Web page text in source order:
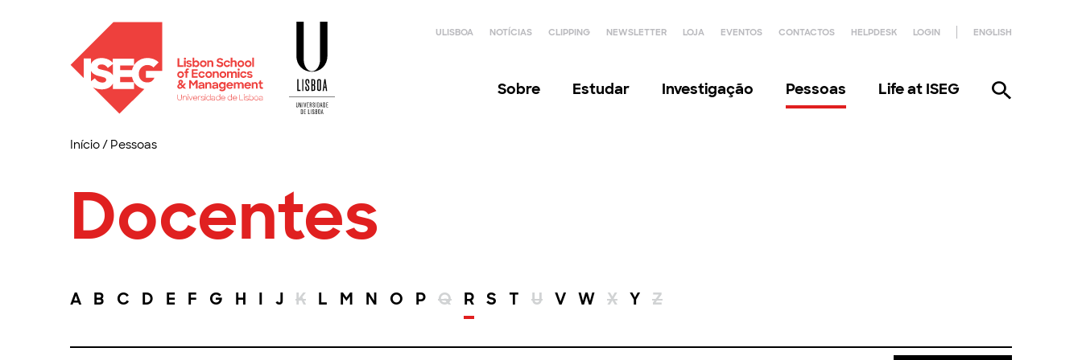
ULISBOA NOTÍCIAS CLIPPING NEWSLETTER LOJA EVENTOS CONTACTOS HELPDESK LOGIN ENGLISH
Sobre Estudar Investigação Pessoas Life at ISEG
Início/ Pessoas
Docentes
A B C D E F G H I J K L M N O P Q R S T U V W X Y Z